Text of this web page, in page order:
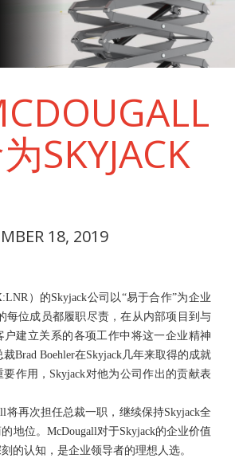
SKYJACK
18, 2019
）的Skyjack公司以“易于合作”为企业
每位成员都履职尽责，在从内部项目到与
建立关系的各项工作中将这一企业精神
Brad Boehler在Skyjack几年来取得的成就
作用，Skyjack对他为公司作出的贡献表
将再次担任总裁一职，继续保持Skyjack全
地位。McDougall对于Skyjack的企业价值
的认知，是企业领导者的理想人选。